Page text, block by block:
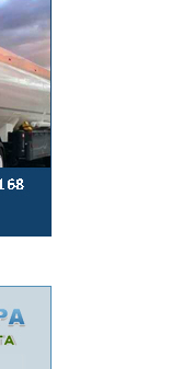
Libertății
„Mondial” și Casa
10 august, ora
iar pe Strada
orele 15:00-
orele 06:00-
total circulației